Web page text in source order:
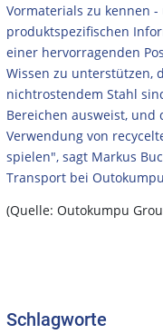
Vormaterials zu kennen
produktspezifischen
einer hervorragenden
Wissen zu unterstützen,
nichtrostendem Stahl
Bereichen ausweist,
Verwendung von
spielen", sagt Markus
Transport bei
(Quelle: Outokumpu
Schlagworte